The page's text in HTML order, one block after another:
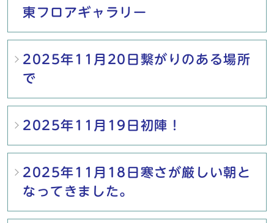
東フロアギャラリー
2025年11月20日繋がりのある場所
で
2025年11月19日初陣！
2025年11月18日寒さが厳しい朝と
なってきました。